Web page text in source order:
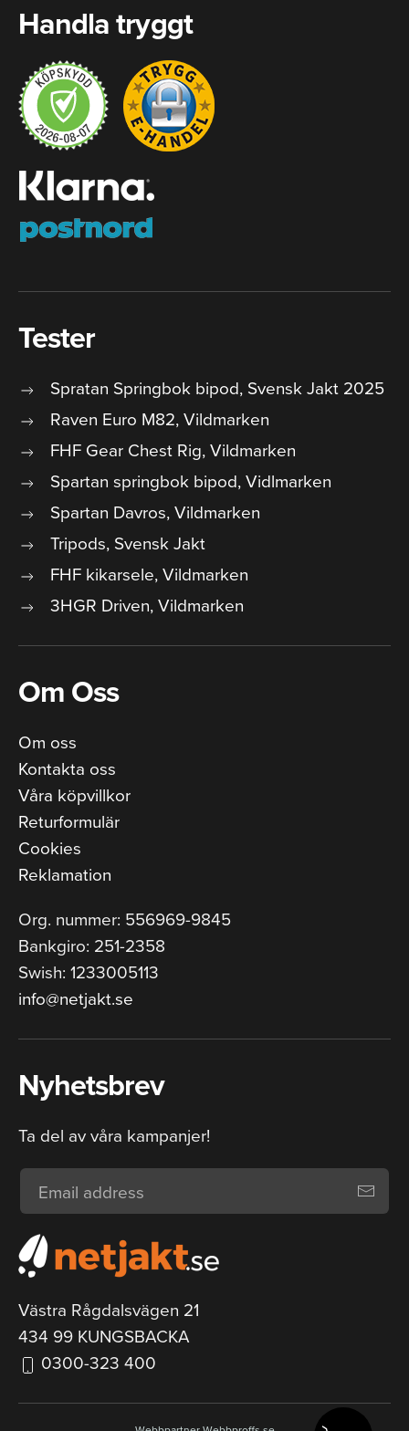
Handla tryggt
Tester
Spratan Springbok bipod, Svensk Jakt 2025
Raven Euro M82, Vildmarken
FHF Gear Chest Rig, Vildmarken
Spartan springbok bipod, Vidlmarken
Spartan Davros, Vildmarken
Tripods, Svensk Jakt
FHF kikarsele, Vildmarken
3HGR Driven, Vildmarken
Om Oss
Om oss
Kontakta oss
Våra köpvillkor
Returformulär
Cookies
Reklamation
Org. nummer: 556969-9845
Bankgiro: 251-2358
Swish: 1233005113
info@netjakt.se
Nyhetsbrev
Ta del av våra kampanjer!
Västra Rågdalsvägen 21
434 99 KUNGSBACKA
0300-323 400